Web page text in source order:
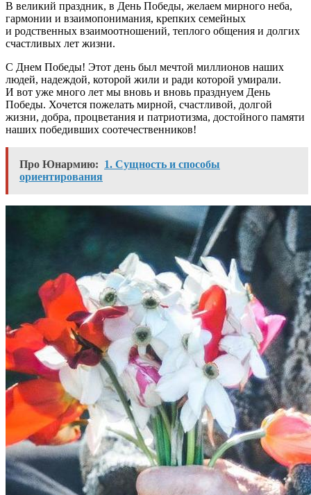
В великий праздник, в День Победы, желаем мирного неба,
гармонии и взаимопонимания, крепких семейных
и родственных взаимоотношений, теплого общения и долгих
счастливых лет жизни.
С Днем Победы! Этот день был мечтой миллионов наших
людей, надеждой, которой жили и ради которой умирали.
И вот уже много лет мы вновь и вновь празднуем День
Победы. Хочется пожелать мирной, счастливой, долгой
жизни, добра, процветания и патриотизма, достойного памяти
наших победивших соотечественников!
Про Юнармию: 1. Сущность и способы
ориентирования